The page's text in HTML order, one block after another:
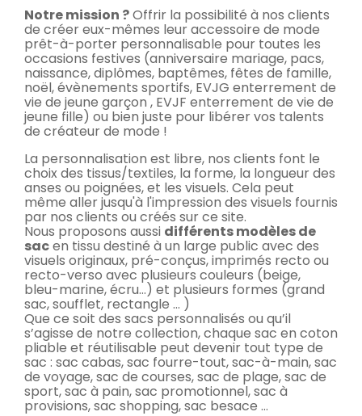
Notre mission ?Offrir la possibilité à nos clients
de créer eux-mêmes leur accessoire de mode
prêt-à-porter personnalisable pour toutes les
occasions festives (anniversaire mariage, pacs,
naissance, diplômes, baptêmes, fêtes de famille,
noël, évènements sportifs, EVJG enterrement de
vie de jeune garçon , EVJF enterrement de vie de
jeune fille) ou bien juste pour libérer vos talents
de créateur de mode !
La personnalisation est libre, nos clients font le
choix des tissus/textiles, la forme, la longueur des
anses ou poignées, et les visuels. Cela peut
même aller jusqu'à l'impression des visuels fournis
par nos clients ou créés sur ce site.
Nous proposons aussi différents modèles de
sacen tissu destiné à un large public avec des
visuels originaux, pré-conçus, imprimés recto ou
recto-verso avec plusieurs couleurs (beige,
bleu-marine, écru…) et plusieurs formes (grand
sac, soufflet, rectangle … )
Que ce soit des sacs personnalisés ou qu’il
s’agisse de notre collection, chaque sac en coton
pliable et réutilisable peut devenir tout type de
sac : sac cabas, sac fourre-tout, sac-à-main, sac
de voyage, sac de courses, sac de plage, sac de
sport, sac à pain, sac promotionnel, sac à
provisions, sac shopping, sac besace …